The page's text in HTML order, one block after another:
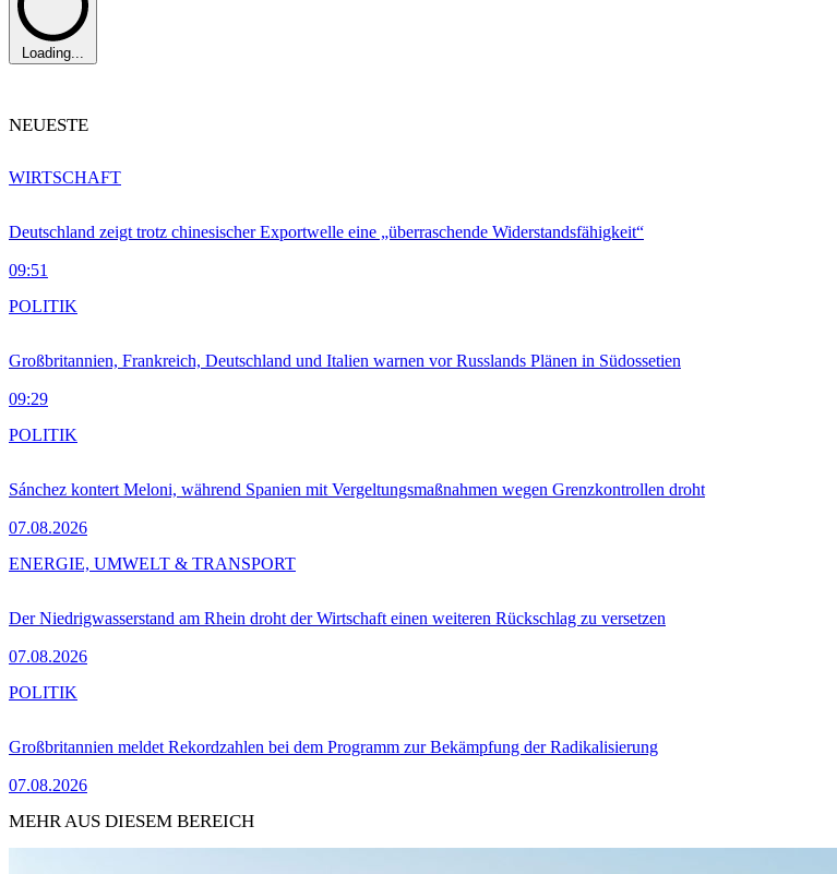
Loading...
NEUESTE
Deutschland zeigt trotz chinesischer Exportwelle eine „überraschende Widerstandsfähigkeit“
09:51
WIRTSCHAFT
Großbritannien, Frankreich, Deutschland und Italien warnen vor Russlands Plänen in Südossetien
09:29
POLITIK
Sánchez kontert Meloni, während Spanien mit Vergeltungsmaßnahmen wegen Grenzkontrollen droht
07.08.2026
POLITIK
Der Niedrigwasserstand am Rhein droht der Wirtschaft einen weiteren Rückschlag zu versetzen
07.08.2026
ENERGIE, UMWELT & TRANSPORT
Großbritannien meldet Rekordzahlen bei dem Programm zur Bekämpfung der Radikalisierung
07.08.2026
POLITIK
MEHR AUS DIESEM BEREICH